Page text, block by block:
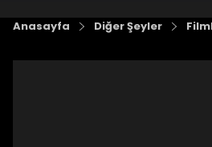
Anasayfa Diğer Şeyler